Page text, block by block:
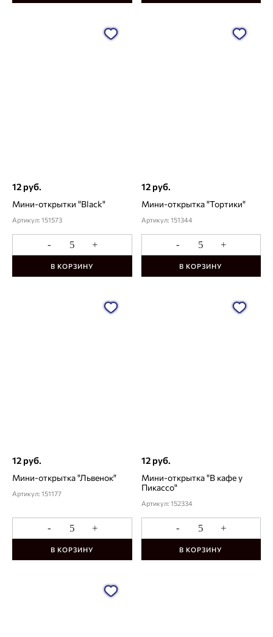
12 руб.
Мини-открытки "Black"
Артикул: 151573
- +
В КОРЗИНУ
12 руб.
Мини-открытка "Тортики"
Артикул: 151344
- +
В КОРЗИНУ
12 руб.
Мини-открытка "Львенок"
Артикул: 151177
- +
В КОРЗИНУ
12 руб.
Мини-открытка "В кафе у
Пикассо"
Артикул: 152334
- +
В КОРЗИНУ